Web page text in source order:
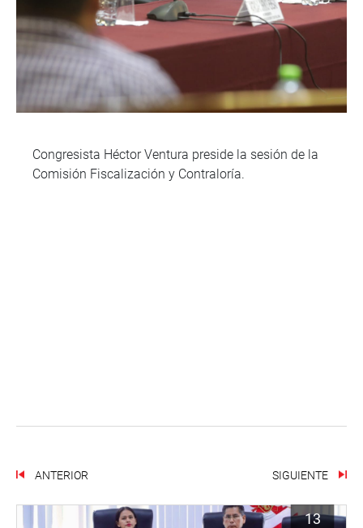
Congresista Héctor Ventura preside la sesión de la
Comisión Fiscalización y Contraloría.
ANTERIOR SIGUIENTE
13